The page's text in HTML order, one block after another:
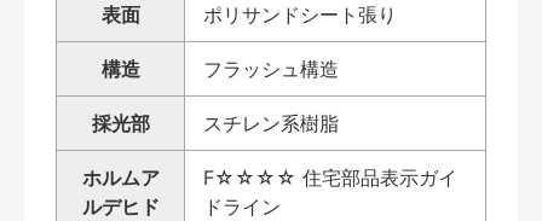
表面 ポリサンドシート張り
構造 フラッシュ構造
採光部 スチレン系樹脂
ホルムア
ルデヒド
F☆☆☆☆ 住宅部品表示ガイ
ドライン